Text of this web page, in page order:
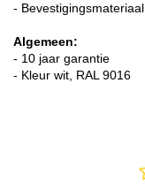
- Bevestigingsmateriaal
Algemeen:
- 10 jaar garantie
- Kleur wit, RAL 9016